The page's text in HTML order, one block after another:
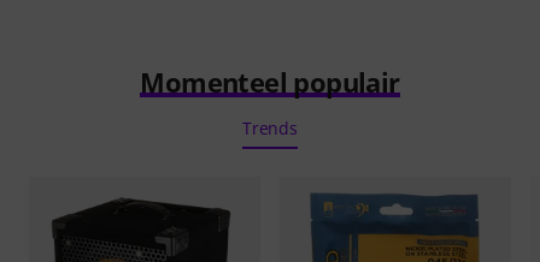
Momenteel populair
Trends